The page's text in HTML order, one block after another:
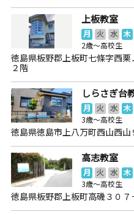
上板教室
月 火 水 木
2歳～高校生
徳島県板野郡上板町七條字西
２階
しらさぎ台
月 火 水 木
3歳～高校生
徳島県徳島市上八万町西山西山
高志教室
月 火 水 木
3歳～高校生
徳島県板野郡上板町高磯３０７